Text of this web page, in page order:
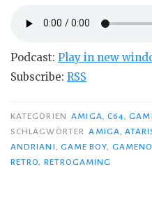
Podcast: Play in new
Subscribe: RSS
KATEGORIEN AMIGA, C64,
SCHLAGWÖRTER AMIGA,
ANDRIANI, GAME BOY,
RETRO, RETROGAMING